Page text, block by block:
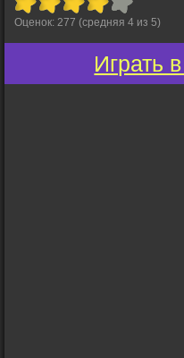
Оценок: 277 (средняя 4 из 5)
Играть